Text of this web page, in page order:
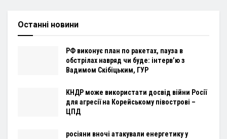
Останні новини
РФ виконує план по ракетах, пауза в
обстрілах навряд чи буде: інтервʼю з
Вадимом Скібіцьким, ГУР
КНДР може використати досвід війни Росії
для агресії на Корейському півострові –
ЦПД
росіяни вночі атакували енергетику у